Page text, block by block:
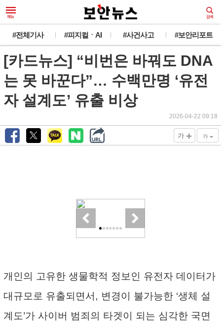
#전체기사 #피지컬ㆍAI #사건사고 #보안리포트
[카드뉴스] “비번은 바꿔도 DNA
는 못 바꾼다”… 수백만명 ‘유전
자 설계도’ 유출 비상
2026-04-22 09:18
가 + 가 -
개인의 고유한 생물학적 정보인 유전자 데이터가
대규모로 유출되면서, 변경이 불가능한 ‘생체 설
계도’가 사이버 범죄의 타겟이 되는 심각한 국면